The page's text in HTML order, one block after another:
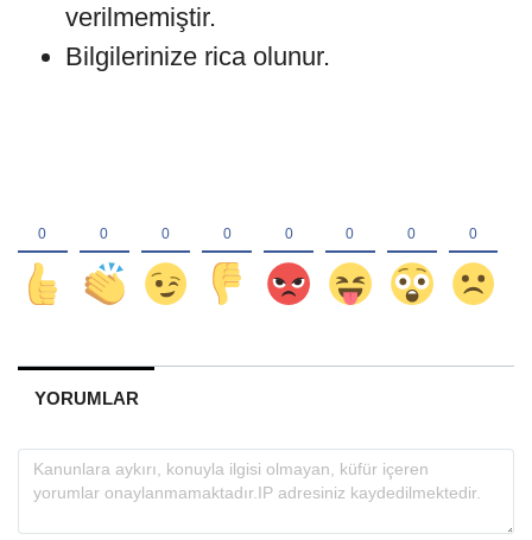
verilmemiştir.
Bilgilerinize rica olunur.
YORUMLAR